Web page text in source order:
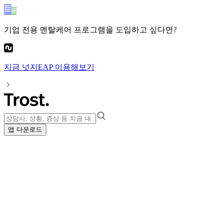
기업 전용 멘탈케어 프로그램을 도입하고 싶다면?
지금 넛지EAP이용해보기
앱 다운로드